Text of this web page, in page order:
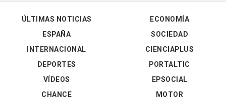
ÚLTIMAS NOTICIAS
ESPAÑA
INTERNACIONAL
DEPORTES
VÍDEOS
ECONOMÍA
SOCIEDAD
CIENCIAPLUS
PORTALTIC
EPSOCIAL
CHANCE
MOTOR